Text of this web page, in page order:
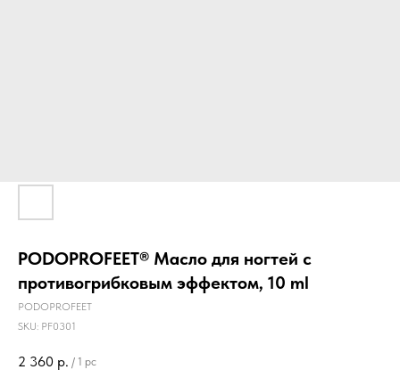
PODOPROFEET® Масло для ногтей с
противогрибковым эффектом, 10 ml
PODOPROFEET
SKU: PF0301
2 360 р. / 1 pc